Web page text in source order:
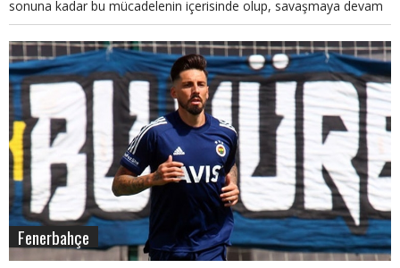
sonuna kadar bu mücadelenin içerisinde olup, savaşmaya devam
edeceğiz." diye konuştu.
Fenerbahçe